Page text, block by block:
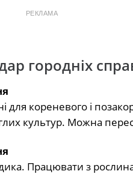
РЕКЛАМА
городніх
для кореневого і
культур. Можна
Працювати з